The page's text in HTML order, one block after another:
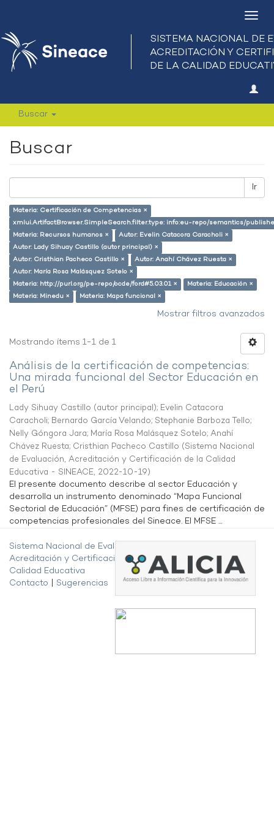
Buscar
Buscar
Ir
Materia: Certificación de Competencias ×
xmlui.ArtifactBrowser.SimpleSearch.filter.type: info:eu-repo/semantics/
Materia: Recursos humanos ×
Autor: Evelin Catacora Caracholi ×
Autor: Lady Sihuay Castillo (autor principal) ×
Autor: Cristhian Pacheco Castillo ×
Autor: Anahí Chávez Ruesta ×
Autor: María Rosa Malásquez Sotelo ×
Materia: http://purl.org/pe-repo/ocde/ford#5.03.01 ×
Materia: Educación ×
Materia: Minedu ×
Materia: Mapa funcional ×
Mostrar filtros avanzados
Mostrando ítems 1-1 de 1
Análisis de la certificación de competencias:
Una mirada funcional del Sector Educación en
el Perú
Lady Sihuay Castillo (autor principal); Evelin Catacora
Caracholi; Bernardo García Velando; Stephanie Barboza Tello;
Nelly Góngora Jara; María Rosa Malásquez Sotelo; Anahí
Chávez Ruesta; Cristhian Pacheco Castillo (Sistema Nacional
de Evaluación, Acreditación y Certificación de la Calidad
Educativa - SINEACE, 2022-10-19)
El presente documento describe al sector Educación y
desarrolla un instrumento denominado “Mapa Funcional
Sectorial de Educación” (MFSE) para fines de certificación de
competencias profesionales del Sineace. El MFSE ...
Sistema Nacional de Evaluación,
Acreditación y Certificación de la
Calidad Educativa
Contacto
Sugerencias